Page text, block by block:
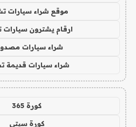
موقع شراء سيارات
ارقام يشترون سيارات
شراء سيارات
شراء سيارات قديمة
كورة 365
كورة سيتي